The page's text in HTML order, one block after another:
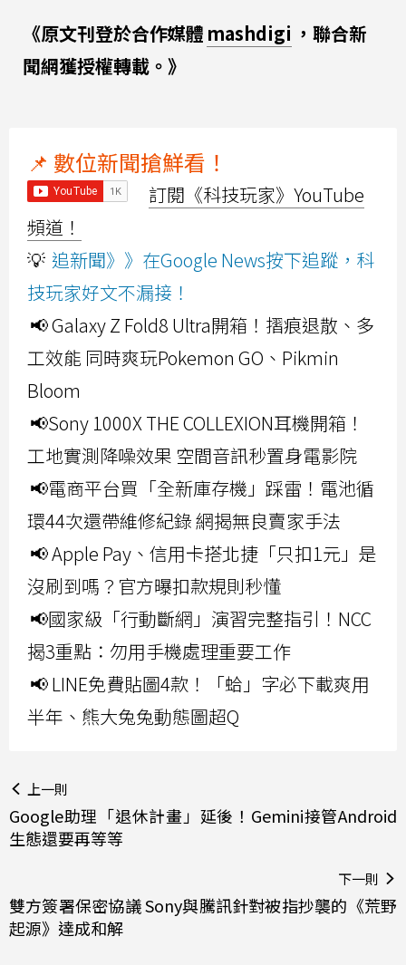
《原文刊登於合作媒體 mashdigi ，聯合新
聞網獲授權轉載。》
📌 數位新聞搶鮮看！
訂閱《科技玩家》YouTube
頻道！
💡 追新聞》》在Google News按下追蹤，科
技玩家好文不漏接！
📢 Galaxy Z Fold8 Ultra開箱！摺痕退散、多
工效能 同時爽玩Pokemon GO、Pikmin
Bloom
📢Sony 1000X THE COLLEXION耳機開箱！
工地實測降噪效果 空間音訊秒置身電影院
📢電商平台買「全新庫存機」踩雷！電池循
環44次還帶維修紀錄 網揭無良賣家手法
📢 Apple Pay、信用卡搭北捷「只扣1元」是
沒刷到嗎？官方曝扣款規則秒懂
📢國家級「行動斷網」演習完整指引！NCC
揭3重點：勿用手機處理重要工作
📢 LINE免費貼圖4款！「蛤」字必下載爽用
半年、熊大兔兔動態圖超Q
上一則
Google助理「退休計畫」延後！Gemini接管Android
生態還要再等等
下一則
雙方簽署保密協議 Sony與騰訊針對被指抄襲的《荒野
起源》達成和解